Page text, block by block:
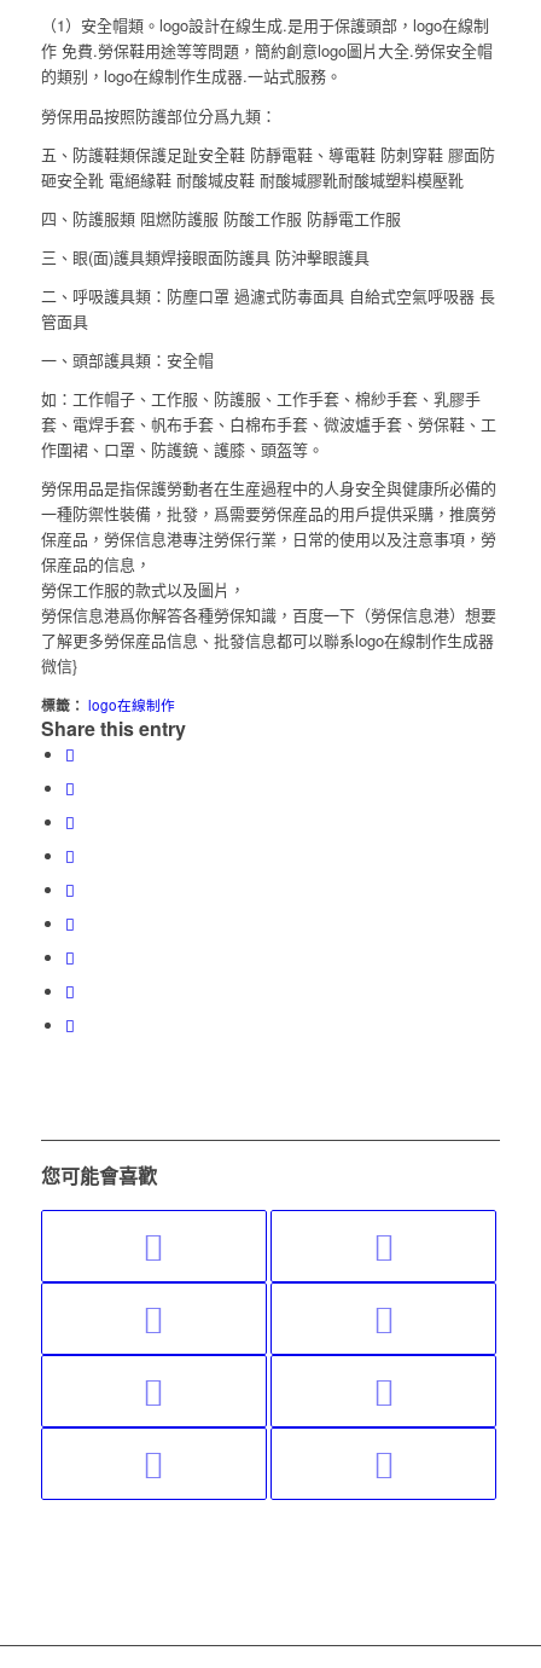
（1）安全帽類。logo設計在線生成.是用于保護頭部，logo在線制
作 免費.勞保鞋用途等等問題，簡約創意logo圖片大全.勞保安全帽
的類别，logo在線制作生成器.一站式服務。
勞保用品按照防護部位分爲九類：
五、防護鞋類保護足趾安全鞋 防靜電鞋、導電鞋 防刺穿鞋 膠面防
砸安全靴 電絕緣鞋 耐酸堿皮鞋 耐酸堿膠靴耐酸堿塑料模壓靴
四、防護服類 阻燃防護服 防酸工作服 防靜電工作服
三、眼(面)護具類焊接眼面防護具 防沖擊眼護具
二、呼吸護具類：防塵口罩 過濾式防毒面具 自給式空氣呼吸器 長
管面具
一、頭部護具類：安全帽
如：工作帽子、工作服、防護服、工作手套、棉紗手套、乳膠手
套、電焊手套、帆布手套、白棉布手套、微波爐手套、勞保鞋、工
作圍裙、口罩、防護鏡、護膝、頭盔等。
勞保用品是指保護勞動者在生産過程中的人身安全與健康所必備的
一種防禦性裝備，批發，爲需要勞保産品的用戶提供采購，推廣勞
保産品，勞保信息港專注勞保行業，日常的使用以及注意事項，勞
保産品的信息，
勞保工作服的款式以及圖片，
勞保信息港爲你解答各種勞保知識，百度一下（勞保信息港）想要
了解更多勞保産品信息、批發信息都可以聯系logo在線制作生成器
微信}
標籤： logo在線制作
Share this entry
您可能會喜歡